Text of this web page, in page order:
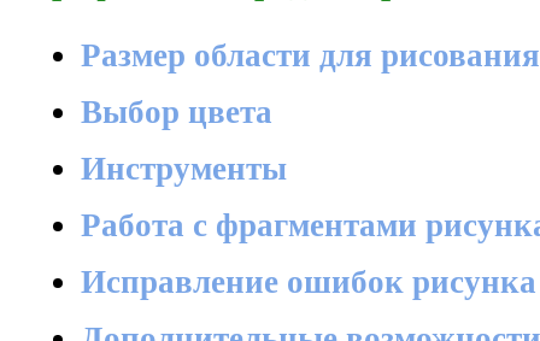
Размер области для рисования
Выбор цвета
Инструменты
Работа с фрагментами
Исправление ошибок рисунка